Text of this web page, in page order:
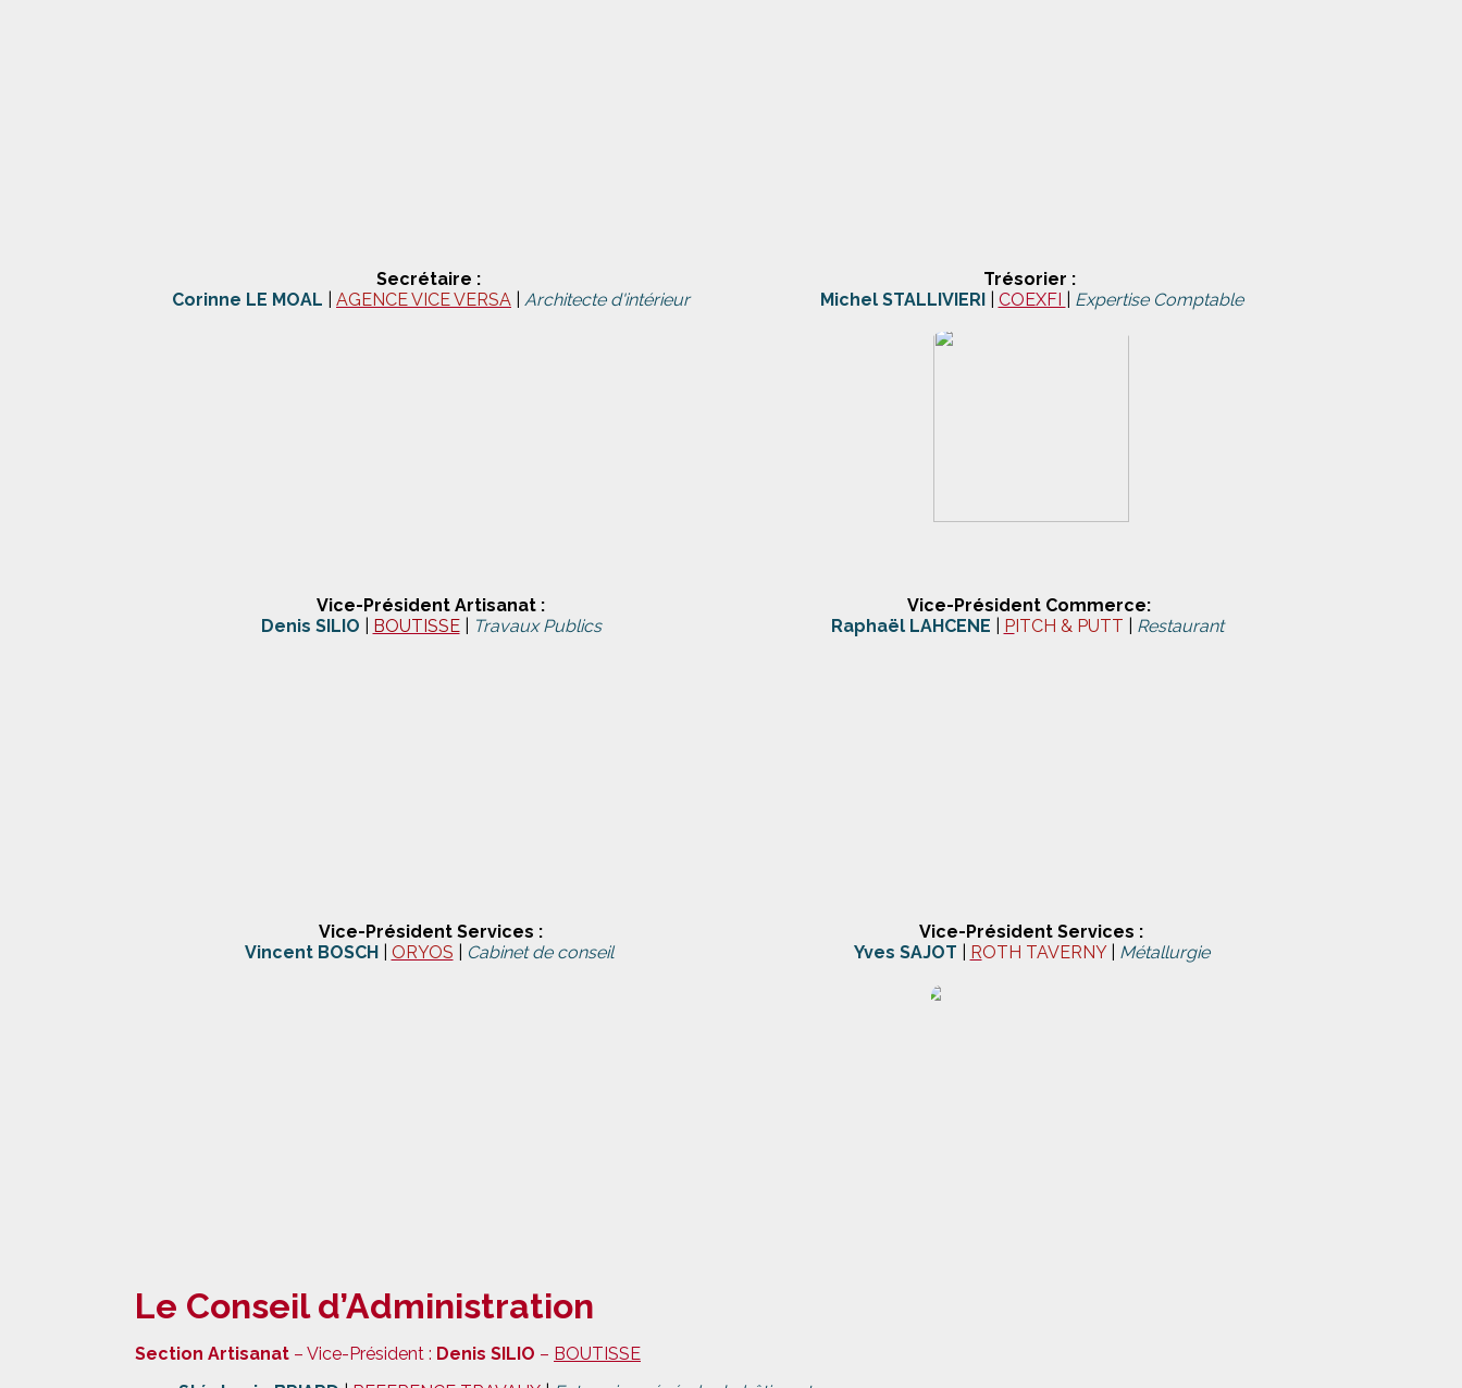
Secrétaire :
Corinne LE MOAL
AGENCE VICE VERSA Architecte d'intérieur
Trésorier :
Michel STALLIVIERI| COEXFI Expertise Comptable
Vice-Président Artisanat :
Denis SILIO
BOUTISSE| Travaux Publics
Vice-Président Commerce:
Raphaël LAHCENE
PITCH & PUTT Restaurant
Vice-Président Services :
Vincent BOSCH| ORYOS Cabinet de conseil
Vice-Président Services :
Yves SAJOT
ROTH TAVERNY| Métallurgie
Le Conseil d’Administration
Section Artisanat – Vice-Président : Denis SILIO – BOUTISSE